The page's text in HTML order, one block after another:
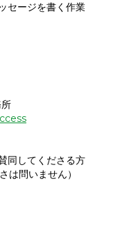
セージを書く作業
同してくださる方
は問いません）